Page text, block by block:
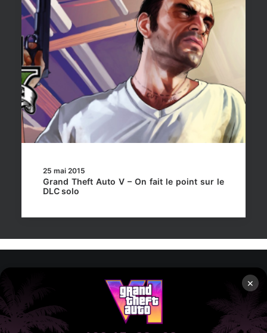
×
25 mai 2015
Grand Theft Auto V – On fait le point sur le
DLC solo
Rockstar Mag’, Copyright © 2013-2026 – Tous droits réservés –